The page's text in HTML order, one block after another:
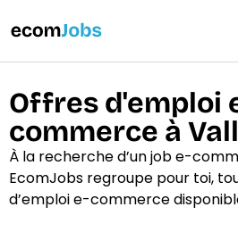
Offres d'emploi
commerce à
À la recherche d’un job e-
EcomJobs regroupe pour toi,
d’emploi e-commerce